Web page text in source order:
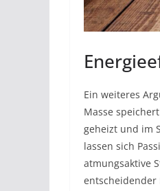
Ein weiteres
Masse
geheizt und im
lassen sich
atmungsaktive
entscheidender